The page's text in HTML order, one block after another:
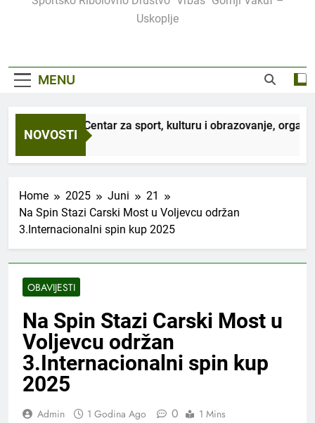
Uskoplje
MENU
NOVOSTI
Centar za sport, kulturu i obrazovanje, organizuje
Home 2025 Juni
21
Na Spin Stazi Carski Most u Voljevcu održan
3.Internacionalni spin kup 2025
OBAVIJESTI
Na Spin Stazi Carski Most u
Voljevcu održan
3.Internacionalni spin kup
2025
Admin 1 Godina Ago 0 1 Mins